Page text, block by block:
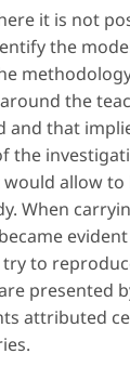
it is not
the
the
that
the
allow
When
to
presented
attributed